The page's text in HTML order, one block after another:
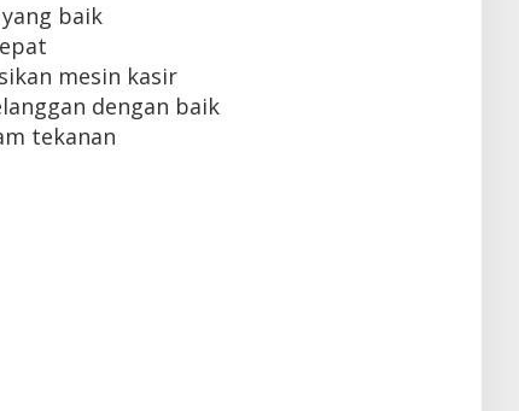
baik
mesin kasir
dengan baik
tekanan